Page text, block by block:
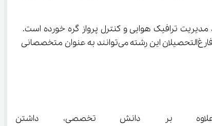
در زمینه‌های مهندسی، مدیریت ترافیک هوایی و کنترل پرواز گره خورده است.
کنترلرهای برج کنترل، واحدهای تقرب پرواز و مراکز کنترل فضای کشور هر کدام نقش مهمی در حفاظت از امنیت هوایی بر عهده دارند و فارغ‌التحصیلان این رشته می‌توانند به عنوان متخصصانی
علاوه بر دانش تخصصی،